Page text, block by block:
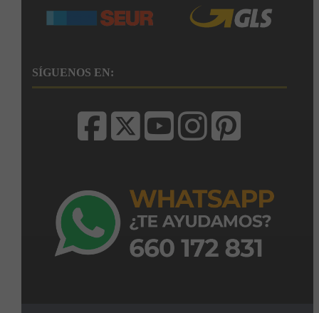
SÍGUENOS EN: